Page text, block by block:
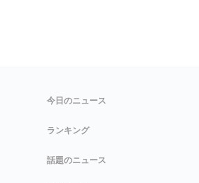
今日のニュース
ランキング
話題のニュース